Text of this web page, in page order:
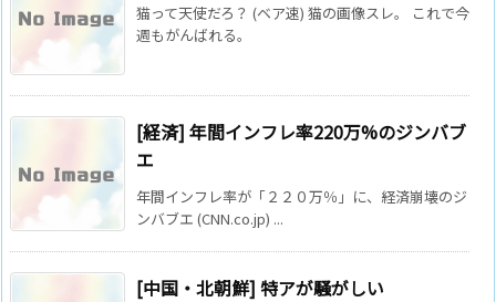
猫って天使だろ？ (ベア速) 猫の画像スレ。 これで今
週もがんばれる。
[経済] 年間インフレ率220万%のジンバブ
エ
年間インフレ率が「２２０万％」に、経済崩壊のジ
ンバブエ (CNN.co.jp) ...
[中国・北朝鮮] 特アが騒がしい